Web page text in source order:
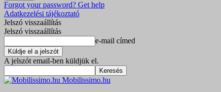
Forgot your password? Get help
Adatkezelési tájékoztató
Jelszó visszaállítás
Jelszó visszaállítás
e-mail címed
A jelszót email-ben küldjük el.
Mobilissimo.hu